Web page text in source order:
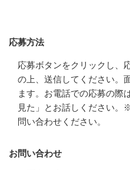
応募方法
応募ボタンをクリックし、
の上、送信してください。
ます。お電話での応募の際
見た」とお話しください
問い合わせください。
お問い合わせ